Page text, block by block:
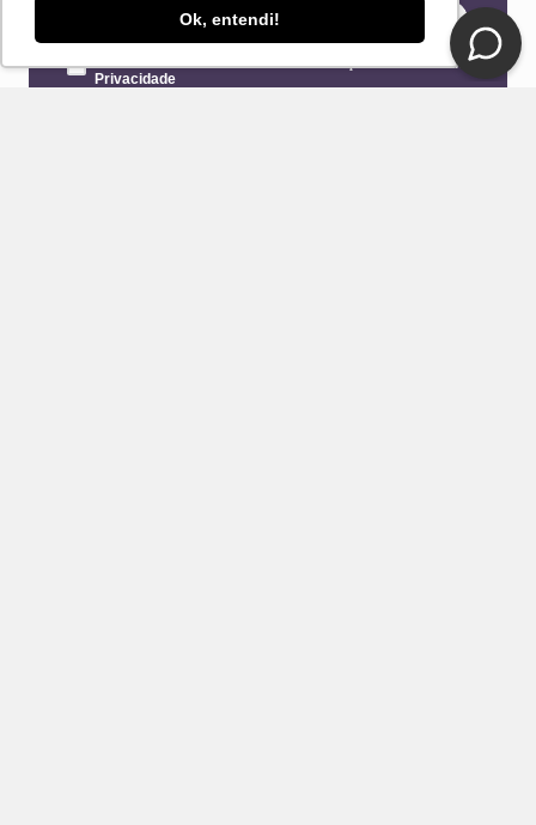
Ok, entendi!
Eu concordo com os Termos & Condições e Política de
Privacidade